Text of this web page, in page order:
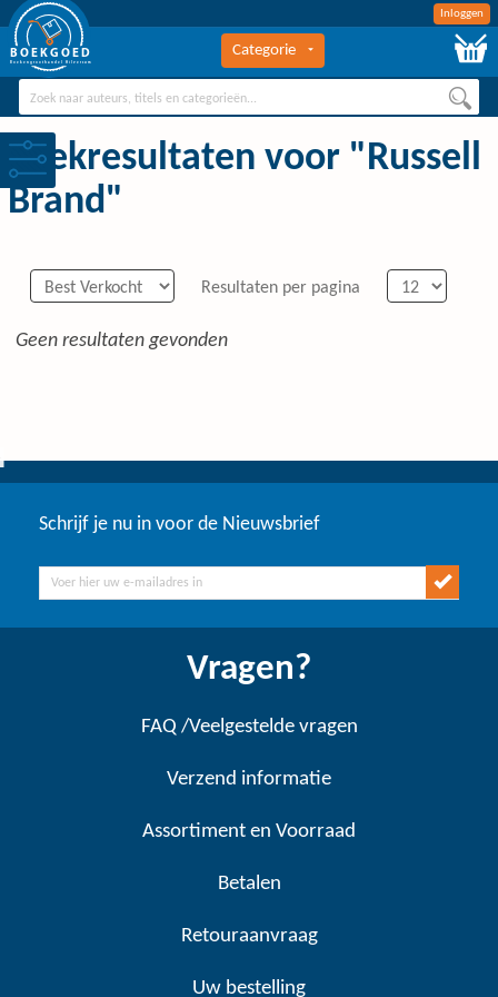
Inloggen
BOEKGOED
Boekengroothandel Hilversum
Categorie
Zoekresultaten voor "Russell
Brand"
Resultaten per pagina
Geen resultaten gevonden
Schrijf je nu in voor de Nieuwsbrief
Vragen?
FAQ /Veelgestelde vragen
Verzend informatie
Assortiment en Voorraad
Betalen
Retouraanvraag
Uw bestelling